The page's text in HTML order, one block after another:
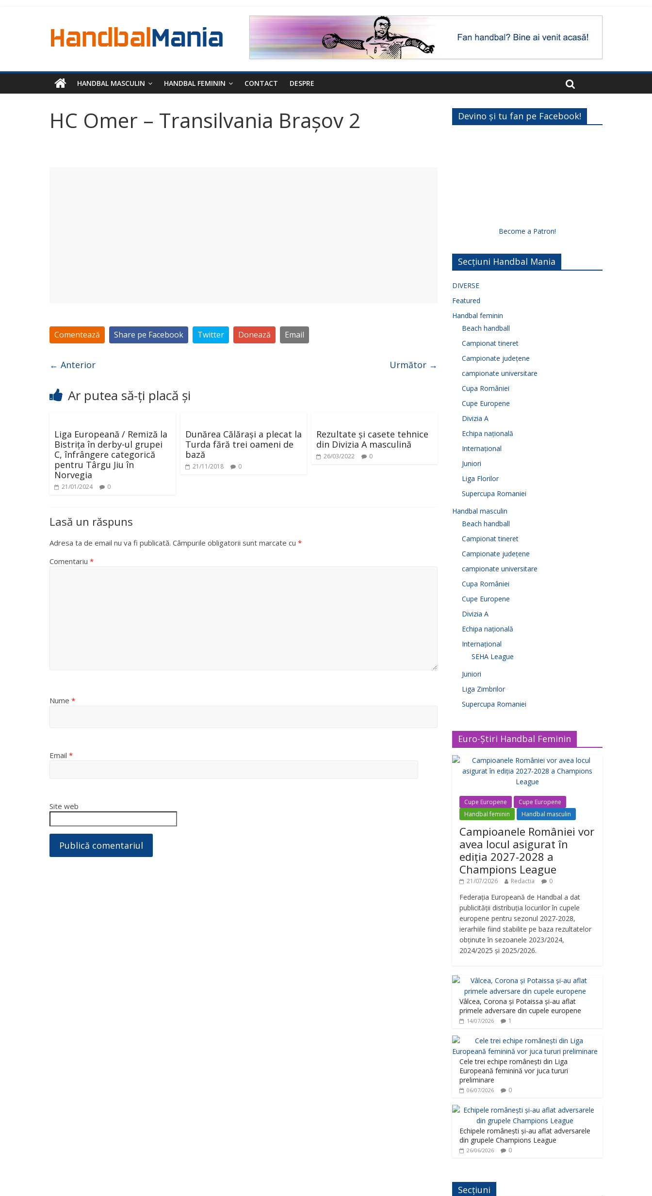
HANDBAL MASCULIN HANDBAL FEMININ CONTACT DESPRE
HC Omer – Transilvania Brașov 2
Comentează Share pe Facebook Twitter Donează Email
← Anterior Următor →
Ar putea să-ți placă și
Liga Europeană / Remiză la
Bistrița în derby-ul grupei
C, înfrângere categorică
pentru Târgu Jiu în
Norvegia
21/01/2024 0
Dunărea Călărași a plecat la
Turda fără trei oameni de
bază
21/11/2018 0
Rezultate și casete tehnice
din Divizia A masculină
26/03/2022 0
Lasă un răspuns
Adresa ta de email nu va fi publicată. Câmpurile obligatorii sunt marcate cu *
Comentariu *
Nume *
Email *
Site web
Devino și tu fan pe Facebook!
Become a Patron!
Secțiuni Handbal Mania
DIVERSE
Featured
Handbal feminin
Beach handball
Campionat tineret
Campionate județene
campionate universitare
Cupa României
Cupe Europene
Divizia A
Echipa națională
Internațional
Juniori
Liga Florilor
Supercupa Romaniei
Handbal masculin
Beach handball
Campionat tineret
Campionate județene
campionate universitare
Cupa României
Cupe Europene
Divizia A
Echipa națională
Internațional
SEHA League
Juniori
Liga Zimbrilor
Supercupa Romaniei
Euro-Știri Handbal Feminin
Cupe Europene
Cupe Europene
Handbal feminin
Handbal masculin
Campioanele României vor
avea locul asigurat în
ediția 2027-2028 a
Champions League
21/07/2026 Redactia 0
Federația Europeană de Handbal a dat
publicității distribuția locurilor în cupele
europene pentru sezonul 2027-2028,
ierarhiile fiind stabilite pe baza rezultatelor
obținute în sezoanele 2023/2024,
2024/2025 și 2025/2026.
Vâlcea, Corona și Potaissa și-au aflat
primele adversare din cupele europene
14/07/2026 1
Cele trei echipe românești din Liga
Europeană feminină vor juca tururi
preliminare
06/07/2026 0
Echipele românești și-au aflat adversarele
din grupele Champions League
26/06/2026 0
Secțiuni